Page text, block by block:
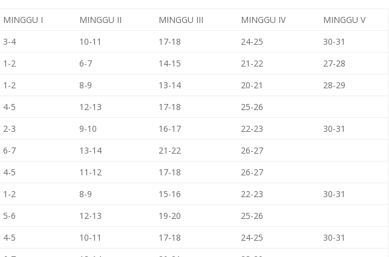
MINGGU I MINGGU II MINGGU III MINGGU IV
MINGGU V
3-4 10-11 17-18 24-25
30-31
1-2 6-7 14-15 21-22
27-28
1-2 8-9 13-14 20-21
28-29
4-5 12-13 17-18
25-26
2-3 9-10 16-17 22-23
30-31
6-7 13-14 21-22
26-27
4-5 11-12 17-18
26-27
1-2 8-9 15-16 22-23
30-31
5-6 12-13 19-20
25-26
4-5 10-11 17-18 24-25
30-31